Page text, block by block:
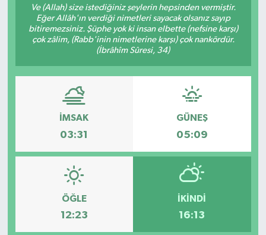
Ve (Allah) size istediğiniz şeylerin hepsinden vermiştir.
Eğer Allâh'ın verdiği nimetleri sayacak olsanız sayıp
bitiremezsiniz. Şüphe yok ki insan elbette (nefsine karşı)
çok zâlim, (Rabb'inin nimetlerine karşı) çok nankördür.
(İbrâhîm Sûresi, 34)
İMSAK
03:31
GÜNEŞ
05:09
ÖĞLE
12:23
İKINDI
16:13